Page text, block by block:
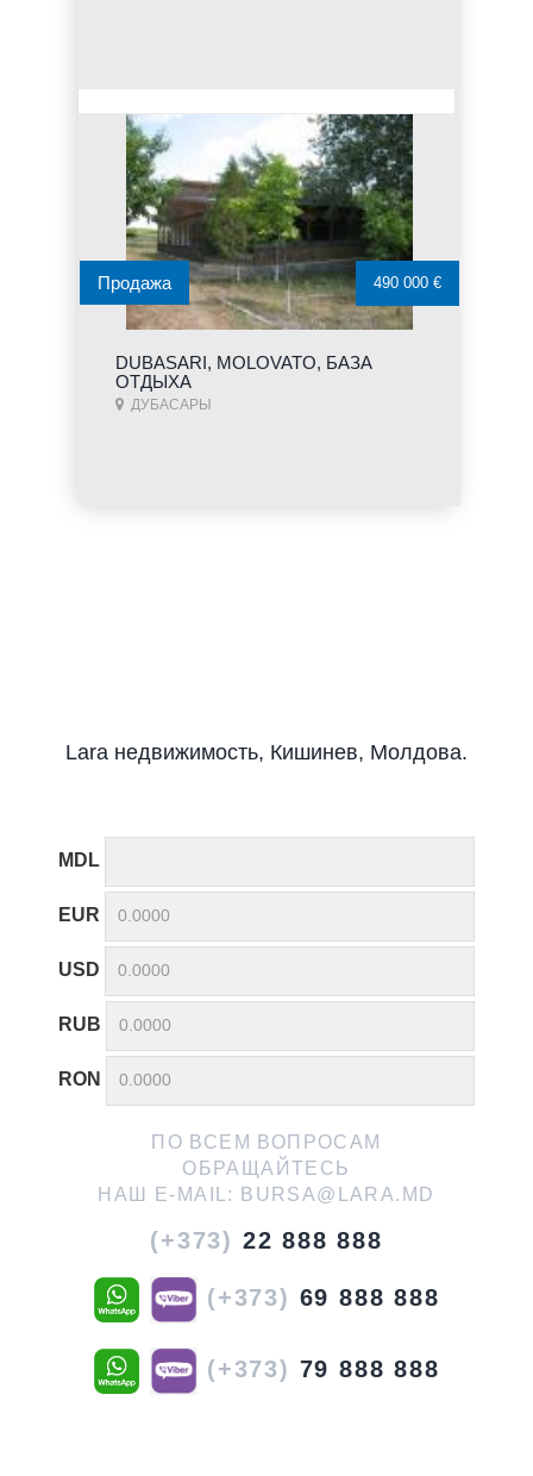
DUBASARI, MOLOVATO, БАЗА
ОТДЫХА
ДУБАСАРЫ
Продажа 490 000 €
Lara недвижимость, Кишинев, Молдова.
MDL
EUR
USD
RUB
RON
ПО ВСЕМ ВОПРОСАМ
ОБРАЩАЙТЕСЬ
НАШ E-MAIL:
BURSA@LARA.MD
(+373) 22 888 888
(+373) 69 888 888
(+373) 79 888 888